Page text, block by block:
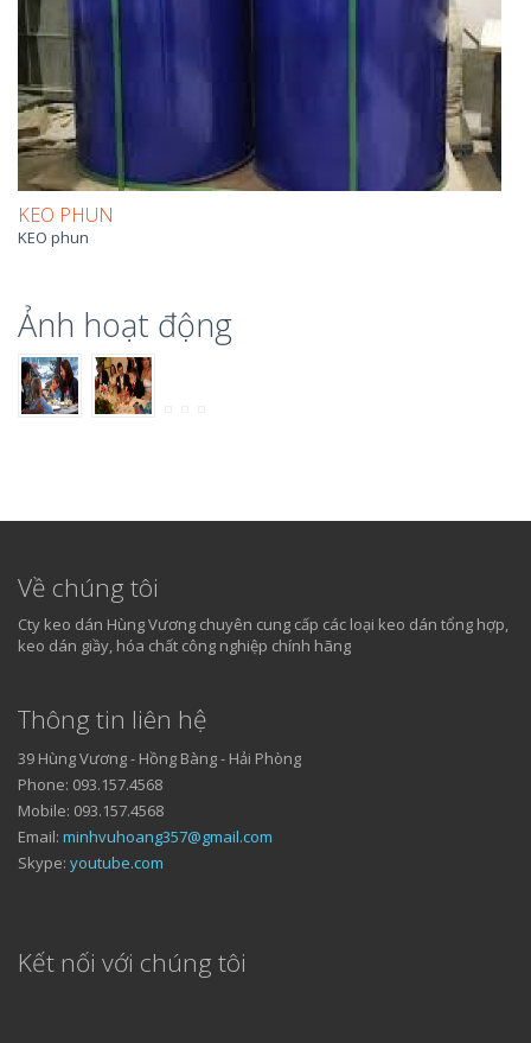
KEO PHUN
KEO phun
Ảnh hoạt động
Về chúng tôi
Cty keo dán Hùng Vương chuyên cung cấp các loại keo dán tổng hợp,
keo dán giầy, hóa chất công nghiệp chính hãng
Thông tin liên hệ
39 Hùng Vương - Hồng Bàng - Hải Phòng
Phone: 093.157.4568
Mobile: 093.157.4568
Email: minhvuhoang357@gmail.com
Skype: youtube.com
Kết nối với chúng tôi